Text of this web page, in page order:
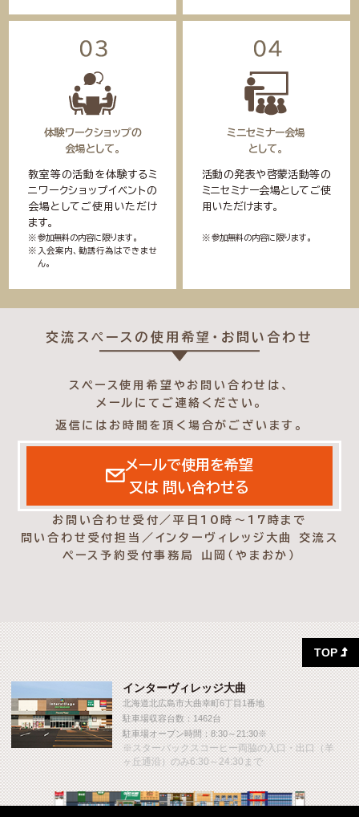
体験ワークショップの
会場として。
教室等の活動を体験するミ
ニワークショップイベントの
会場としてご使用いただけ
ます。
参加無料の内容に限ります。
入会案内、勧誘行為はできませ
ん。
ミニセミナー会場
として。
活動の発表や啓蒙活動等の
ミニセミナー会場としてご使
用いただけます。
参加無料の内容に限ります。
交流スペースの使用希望・お問い合わせ
スペース使用希望やお問い合わせは、
メールにてご連絡ください。
返信にはお時間を頂く場合がございます。
メールで使用を希望
又は 問い合わせる
お問い合わせ受付／平日10時～17時まで
問い合わせ受付担当／インターヴィレッジ大曲 交流ス
ペース予約受付事務局 山岡（やまおか）
インターヴィレッジ大曲
北海道北広島市大曲幸町6丁目1番地
駐車場収容台数：1462台
駐車場オープン時間：8:30～21:30※
※スターバックスコーヒー両脇の入口・出口（羊
ヶ丘通沿）のみ6:30～24:30まで
TOP 